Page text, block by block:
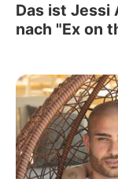
Das ist Jessi
nach "Ex on